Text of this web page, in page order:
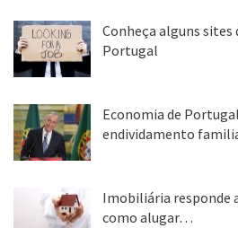
Conheça alguns sites
Portugal
Economia de
endividamento
Imobiliária responde
como alugar…